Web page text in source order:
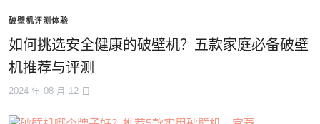
破壁机评测体验
如何挑选安全健康的破壁机？五款家庭必备破壁
机推荐与评测
2024 年 08 月 12 日